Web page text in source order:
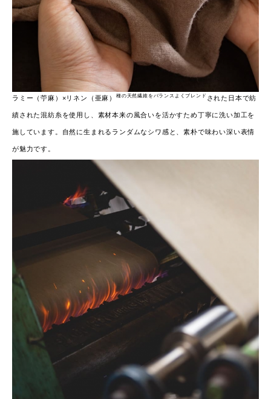
ラミー（苧麻）×リネン（亜麻）種の天然繊維をバランスよくブレンド された日本で紡
績された混紡糸を使用し、素材本来の風合いを活かすため丁寧に洗い加工を
施しています。自然に生まれるランダムなシワ感と、素朴で味わい深い表情
が魅力です。